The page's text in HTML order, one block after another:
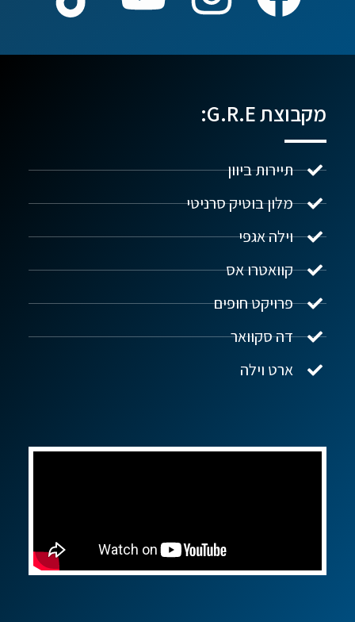
מקבוצת G.R.E:
תיירות ביוון
מלון בוטיק סרניטי
וילה אגפי
קוואטרו אס
פרויקט חופים
דה סקוואר
ארט וילה
נדל"ן ביוון G.R.E
שלום! איך אפשר לעזור?